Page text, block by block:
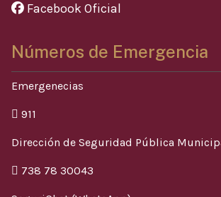
Facebook Oficial
Números de Emergencia
Emergenecias
911
Dirección de Seguridad Pública
738 78 30043